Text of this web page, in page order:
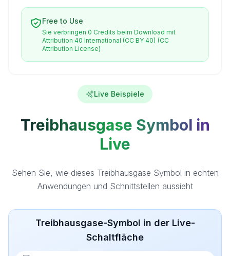
Free to Use
Sie verbringen 0 Credits beim Download mit
Attribution 40 International (CC BY 40) (CC
Attribution License)
Live Beispiele
Treibhausgase Symbol in
Live
Sehen Sie, wie dieses Treibhausgase Symbol in echten
Anwendungen und Schnittstellen aussieht
Treibhausgase-Symbol in der Live-
Schaltfläche